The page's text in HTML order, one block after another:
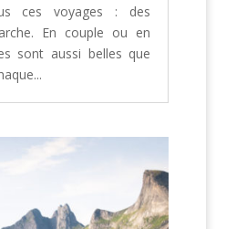
ces voyages : des
En couple ou en
sont aussi belles que